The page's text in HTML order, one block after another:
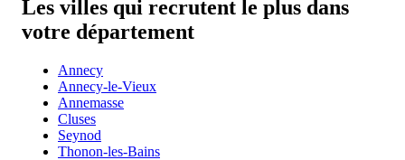
Les villes qui recrutent le plus dans
votre département
Annecy
Annecy-le-Vieux
Annemasse
Cluses
Seynod
Thonon-les-Bains